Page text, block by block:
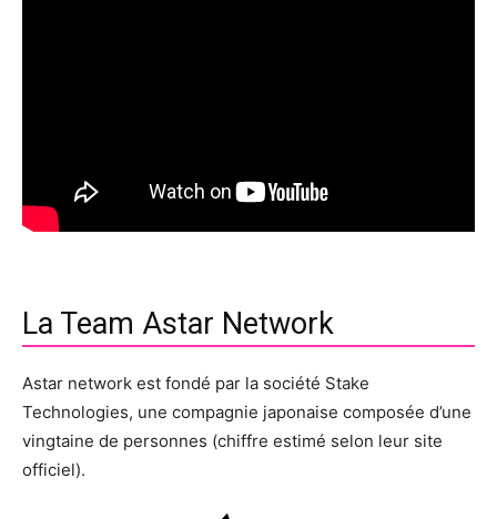
La Team Astar Network
Astar network est fondé par la société Stake
Technologies, une compagnie japonaise composée d’une
vingtaine de personnes (chiffre estimé selon leur site
officiel).